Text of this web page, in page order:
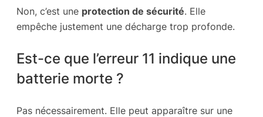
Non, c’est une protection de sécurité. Elle
empêche justement une décharge trop profonde.
Est-ce que l’erreur 11 indique une
batterie morte ?
Pas nécessairement. Elle peut apparaître sur une